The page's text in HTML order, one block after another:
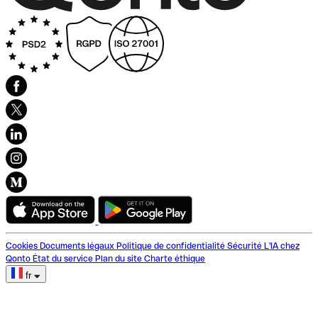
Cookies Documents légaux Politique de confidentialité Sécurité L'IA chez
Qonto État du service Plan du site Charte éthique
fr